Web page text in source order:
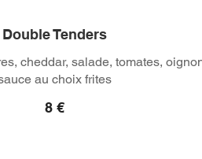
Double Tenders
cheddar, salade, tomates,
au choix frites
8 €